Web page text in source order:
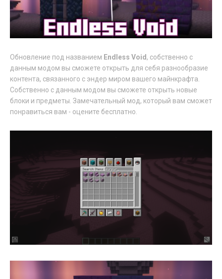
Обновление под названием Endless Void , собственно с
данным модом вы сможете открыть для себя разнообразие
контента, связанного с эндер миром вашего майнкрафта.
Собственно с данным модом вы сможете открыть новые
блоки и предметы. Замечательный мод, который вам сможет
понравиться вам - оцените бесплатно.